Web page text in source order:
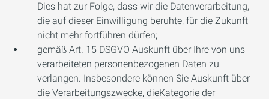
Dies hat zur Folge, dass wir die Datenverarbeitung,
die auf dieser Einwilligung beruhte, für die Zukunft
nicht mehr fortführen dürfen;
gemäß Art. 15 DSGVO Auskunft über Ihre von uns
verarbeiteten personenbezogenen Daten zu
verlangen. Insbesondere können Sie Auskunft über
die Verarbeitungszwecke, dieKategorie der